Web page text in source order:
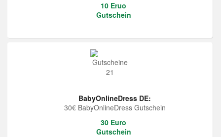
10 Eruo
Gutschein
BabyOnlineDress DE:
30€ BabyOnlineDress Gutschein
30 Euro
Gutschein